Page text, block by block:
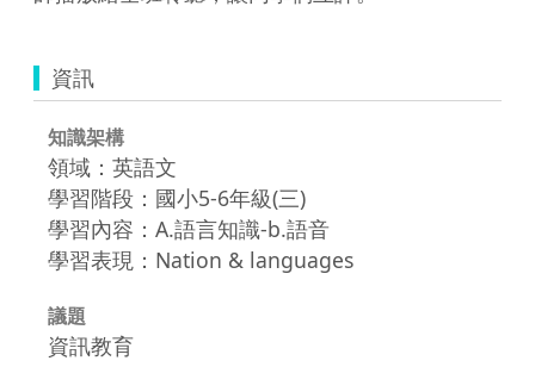
資訊
知識架構
領域：英語文
學習階段：國小5-6年級(三)
學習內容：A.語言知識-b.語音
學習表現：Nation & languages
議題
資訊教育